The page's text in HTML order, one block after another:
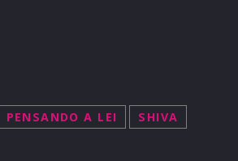
PENSANDO A LEI SHIVA